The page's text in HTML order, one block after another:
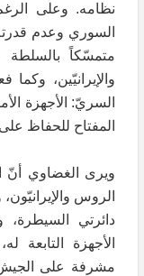
نظامه. وعلى
السوري وعدم قدرته
متمسّكاً
والإيرانيّين،
السريّ: الأجهزة
المفتاح للحفاظ
ويرى الغضاوي أنّ
الروس
دائرتي السيطرة،
الأجهزة التابعة
مشرفة على الجيش